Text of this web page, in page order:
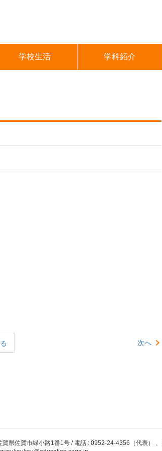
学校生活 学科紹介
次へ
賀県佐賀市緑小路1番1号 / 電話 : 0952-24-4356（代表）